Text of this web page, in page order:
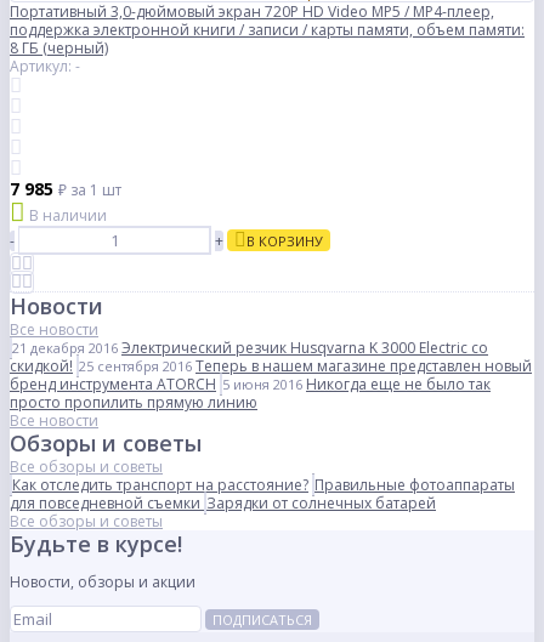
Портативный 3,0-дюймовый экран 720P HD Video MP5 / MP4-плеер,
поддержка электронной книги / записи / карты памяти, объем памяти:
8 ГБ (черный)
Артикул: -
7 985 ₽ за 1 шт
В наличии
-
+ В КОРЗИНУ
Новости
Все новости
21 декабря 2016 Электрический резчик Husqvarna K 3000 Electric со
скидкой! 25 сентября 2016 Теперь в нашем магазине представлен новый
бренд инструмента ATORCH 5 июня 2016 Никогда еще не было так
просто пропилить прямую линию
Все новости
Обзоры и советы
Все обзоры и советы
Как отследить транспорт на расстояние? Правильные фотоаппараты
для повседневной съемки Зарядки от солнечных батарей
Все обзоры и советы
Будьте в курсе!
Новости, обзоры и акции
ПОДПИСАТЬСЯ